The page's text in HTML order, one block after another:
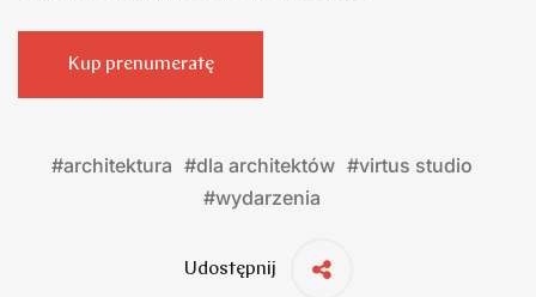
Kup prenumeratę
#architektura #dla architektów #virtus studio
#wydarzenia
Udostępnij